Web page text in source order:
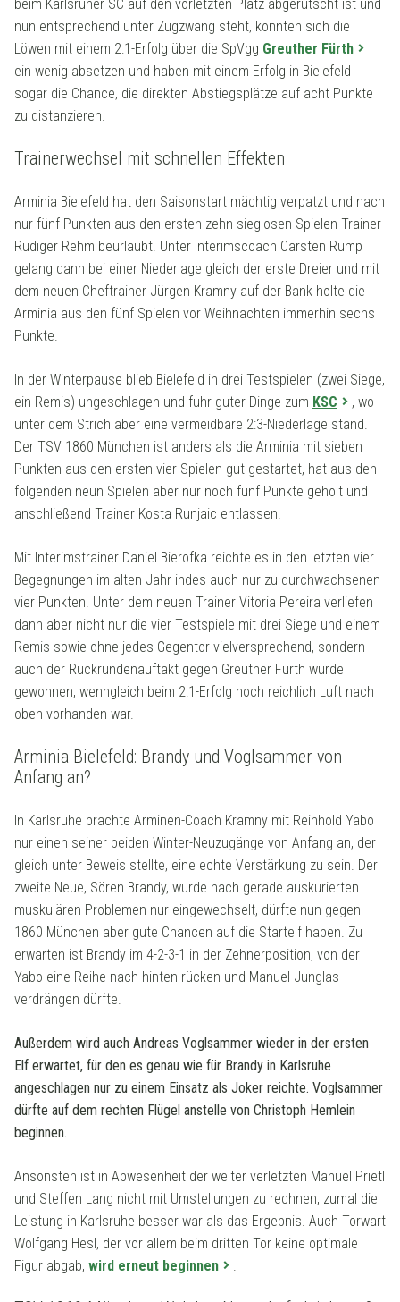
beim Karlsruher SC auf den vorletzten Platz abgerutscht ist und
nun entsprechend unter Zugzwang steht, konnten sich die
Löwen mit einem 2:1-Erfolg über die SpVgg Greuther Fürth
ein wenig absetzen und haben mit einem Erfolg in Bielefeld
sogar die Chance, die direkten Abstiegsplätze auf acht Punkte
zu distanzieren.
Trainerwechsel mit schnellen Effekten
Arminia Bielefeld hat den Saisonstart mächtig verpatzt und nach
nur fünf Punkten aus den ersten zehn sieglosen Spielen Trainer
Rüdiger Rehm beurlaubt. Unter Interimscoach Carsten Rump
gelang dann bei einer Niederlage gleich der erste Dreier und mit
dem neuen Cheftrainer Jürgen Kramny auf der Bank holte die
Arminia aus den fünf Spielen vor Weihnachten immerhin sechs
Punkte.
In der Winterpause blieb Bielefeld in drei Testspielen (zwei Siege,
ein Remis) ungeschlagen und fuhr guter Dinge zum KSC
, wo
unter dem Strich aber eine vermeidbare 2:3-Niederlage stand.
Der TSV 1860 München ist anders als die Arminia mit sieben
Punkten aus den ersten vier Spielen gut gestartet, hat aus den
folgenden neun Spielen aber nur noch fünf Punkte geholt und
anschließend Trainer Kosta Runjaic entlassen.
Mit Interimstrainer Daniel Bierofka reichte es in den letzten vier
Begegnungen im alten Jahr indes auch nur zu durchwachsenen
vier Punkten. Unter dem neuen Trainer Vitoria Pereira verliefen
dann aber nicht nur die vier Testspiele mit drei Siege und einem
Remis sowie ohne jedes Gegentor vielversprechend, sondern
auch der Rückrundenauftakt gegen Greuther Fürth wurde
gewonnen, wenngleich beim 2:1-Erfolg noch reichlich Luft nach
oben vorhanden war.
Arminia Bielefeld: Brandy und Voglsammer von
Anfang an?
In Karlsruhe brachte Arminen-Coach Kramny mit Reinhold Yabo
nur einen seiner beiden Winter-Neuzugänge von Anfang an, der
gleich unter Beweis stellte, eine echte Verstärkung zu sein. Der
zweite Neue, Sören Brandy, wurde nach gerade auskurierten
muskulären Problemen nur eingewechselt, dürfte nun gegen
1860 München aber gute Chancen auf die Startelf haben. Zu
erwarten ist Brandy im 4-2-3-1 in der Zehnerposition, von der
Yabo eine Reihe nach hinten rücken und Manuel Junglas
verdrängen dürfte.
Außerdem wird auch Andreas Voglsammer wieder in der ersten
Elf erwartet, für den es genau wie für Brandy in Karlsruhe
angeschlagen nur zu einem Einsatz als Joker reichte. Voglsammer
dürfte auf dem rechten Flügel anstelle von Christoph Hemlein
beginnen.
Ansonsten ist in Abwesenheit der weiter verletzten Manuel Prietl
und Steffen Lang nicht mit Umstellungen zu rechnen, zumal die
Leistung in Karlsruhe besser war als das Ergebnis. Auch Torwart
Wolfgang Hesl, der vor allem beim dritten Tor keine optimale
Figur abgab, wird erneut beginnen .